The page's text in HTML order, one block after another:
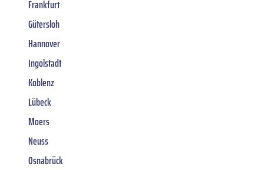
Frankfurt
Gütersloh
Hannover
Ingolstadt
Koblenz
Lübeck
Moers
Neuss
Osnabrück